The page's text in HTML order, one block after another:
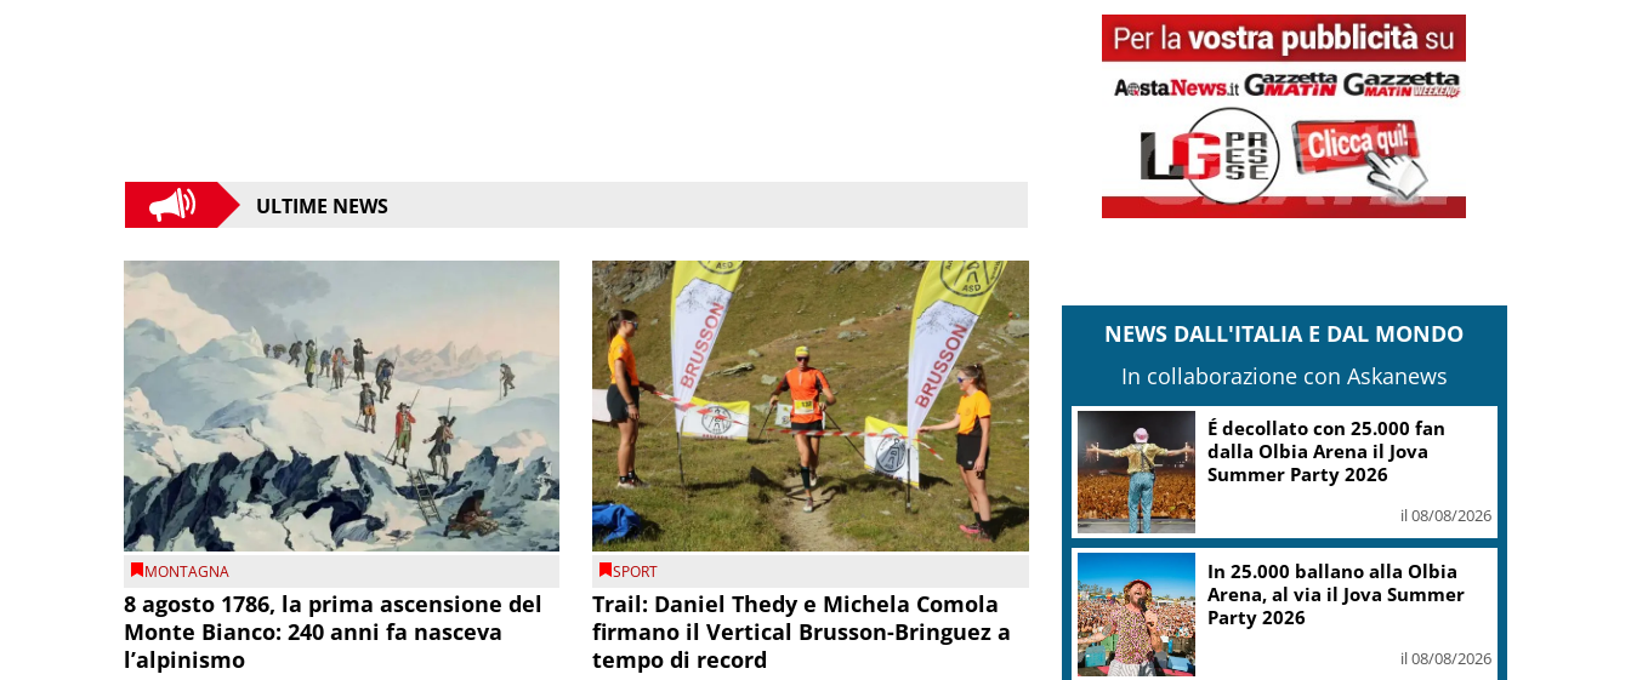
ULTIME NEWS
MONTAGNA
8 agosto 1786, la prima ascensione del
Monte Bianco: 240 anni fa nasceva
l’alpinismo
SPORT
Trail: Daniel Thedy e Michela Comola
firmano il Vertical Brusson-Bringuez a
tempo di record
NEWS DALL'ITALIA E DAL MONDO
In collaborazione con Askanews
É decollato con 25.000 fan
dalla Olbia Arena il Jova
Summer Party 2026
il 08/08/2026
In 25.000 ballano alla Olbia
Arena, al via il Jova Summer
Party 2026
il 08/08/2026